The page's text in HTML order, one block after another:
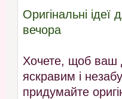
Оригінальні ідеї
вечора
Хочете, щоб ваш
яскравим і
придумайте